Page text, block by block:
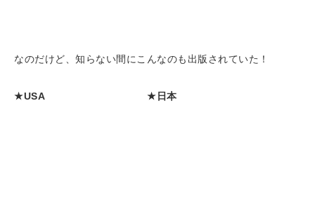
なのだけど、知らない間にこんなのも出版されていた！
★USA ★日本